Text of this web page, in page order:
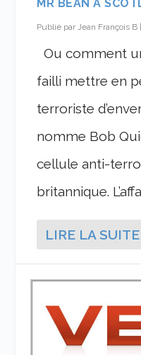
MR BEAN À
Publié parJean François B
Ou comment
failli mettre en
terroriste
nomme Bob
cellule anti-
britannique.
LIRE LA SUITE